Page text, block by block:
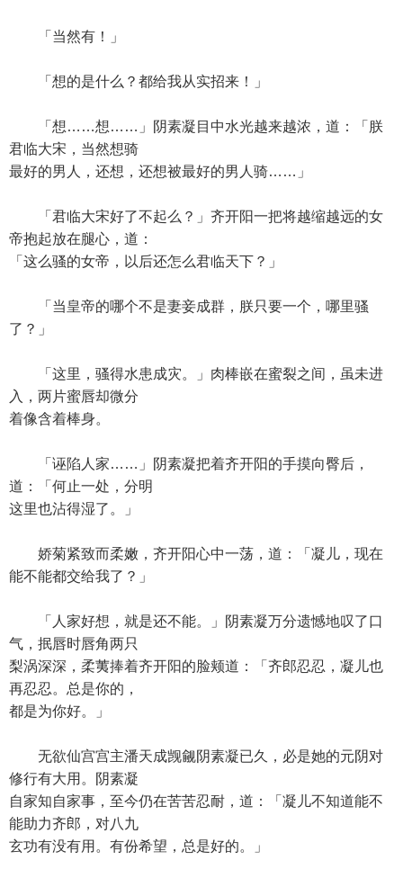
「当然有！」
「想的是什么？都给我从实招来！」
「想……想……」阴素凝目中水光越来越浓，道：「朕
君临大宋，当然想骑
最好的男人，还想，还想被最好的男人骑……」
「君临大宋好了不起么？」齐开阳一把将越缩越远的女
帝抱起放在腿心，道：
「这么骚的女帝，以后还怎么君临天下？」
「当皇帝的哪个不是妻妾成群，朕只要一个，哪里骚
了？」
「这里，骚得水患成灾。」肉棒嵌在蜜裂之间，虽未进
入，两片蜜唇却微分
着像含着棒身。
「诬陷人家……」阴素凝把着齐开阳的手摸向臀后，
道：「何止一处，分明
这里也沾得湿了。」
娇菊紧致而柔嫩，齐开阳心中一荡，道：「凝儿，现在
能不能都交给我了？」
「人家好想，就是还不能。」阴素凝万分遗憾地叹了口
气，抿唇时唇角两只
梨涡深深，柔荑捧着齐开阳的脸颊道：「齐郎忍忍，凝儿也
再忍忍。总是你的，
都是为你好。」
无欲仙宫宫主潘天成觊觎阴素凝已久，必是她的元阴对
修行有大用。阴素凝
自家知自家事，至今仍在苦苦忍耐，道：「凝儿不知道能不
能助力齐郎，对八九
玄功有没有用。有份希望，总是好的。」